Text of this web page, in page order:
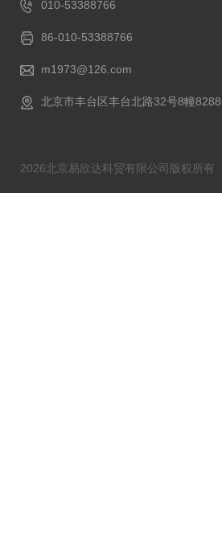
010-53388766
86-010-53388766
m1973@126.com
北京市丰台区丰台北路32号8幢8288
2026北京易欣达科贸有限公司版权所有